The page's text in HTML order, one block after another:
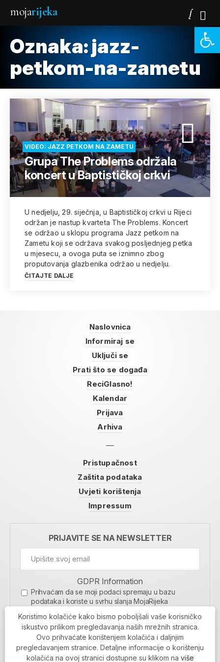
mojarijeka
Oznaka:jazz-
petkom-na-zametu
VIDEO: JAZZ PETKOM NA ZAMETU
Grupa The Problems održala
koncert u Baptističkoj crkvi
U nedjelju, 29. siječnja, u Baptističkoj crkvi u Rijeci
održan je nastup kvarteta The Problems. Koncert
se održao u sklopu programa Jazz petkom na
Zametu koji se održava svakog posljednjeg petka
u mjesecu, a ovoga puta se iznimno zbog
proputovanja glazbenika održao u nedjelju.
ČITAJTE DALJE
Naslovnica
Informiraj se
Uključi se
Prati što se događa
ReciGlasno!
Kalendar
Prijava
Arhiva
Pristupačnost
Zaštita podataka
Uvjeti korištenja
Impressum
PRIJAVITE SE NA NEWSLETTER
GDPR Information
Prihvaćam da se moji podaci spremaju u bazu
podataka i koriste u svrhu slanja MojaRijeka
MOJARIJEKA NEWSLETTER
PRIJAVI SE
Koristimo kolačiće kako bismo poboljšali vaše korisničko
iskustvo prilikom pregledavanja naših mrežnih stranica.
Ovo prihvaćate korištenjem kolačića i daljnjim
pregledavanjem stranice. Detaljne informacije o korištenju
kolačića na ovoj stranici dostupne su klikom na više